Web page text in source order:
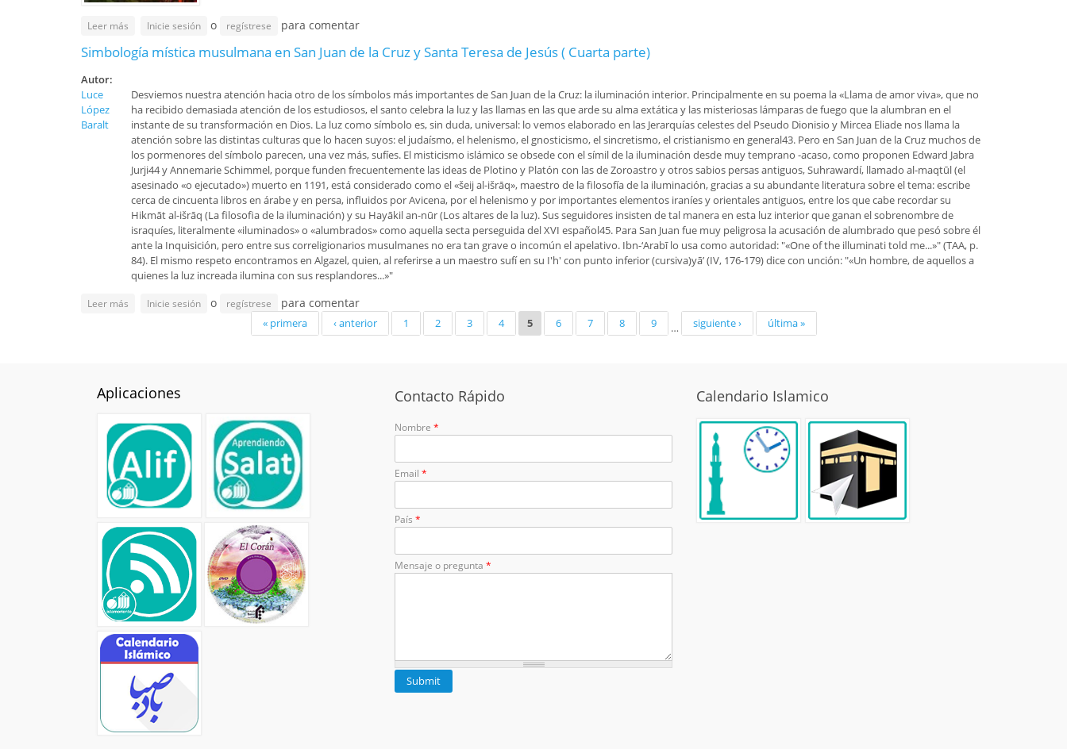
Leer más sobre Acerca de la comprensión interna de cómo las personas permanecen en el Barzaj entre este mundo y la Resurrección (del Último Día)
Inicie sesión o regístrese para comentar
Simbología mística musulmana en San Juan de la Cruz y Santa Teresa de Jesús ( Cuarta parte)
Autor:
Luce
López
Baralt
Desviemos nuestra atención hacia otro de los símbolos más importantes de San Juan de la Cruz: la iluminación interior. Principalmente en su poema la «Llama de amor viva», que no
ha recibido demasiada atención de los estudiosos, el santo celebra la luz y las llamas en las que arde su alma extática y las misteriosas lámparas de fuego que la alumbran en el
instante de su transformación en Dios. La luz como símbolo es, sin duda, universal: lo vemos elaborado en las Jerarquías celestes del Pseudo Dionisio y Mircea Eliade nos llama la
atención sobre las distintas culturas que lo hacen suyos: el judaísmo, el helenismo, el gnosticismo, el sincretismo, el cristianismo en general43. Pero en San Juan de la Cruz muchos de
los pormenores del símbolo parecen, una vez más, sufíes. El misticismo islámico se obsede con el símil de la iluminación desde muy temprano -acaso, como proponen Edward Jabra
Jurji44 y Annemarie Schimmel, porque funden frecuentemente las ideas de Plotino y Platón con las de Zoroastro y otros sabios persas antiguos, Suhrawardí, llamado al-maqtūl (el
asesinado «o ejecutado») muerto en 1191, está considerado como el «šeij al-išrāq», maestro de la filosofía de la iluminación, gracias a su abundante literatura sobre el tema: escribe
cerca de cincuenta libros en árabe y en persa, influidos por Avicena, por el helenismo y por importantes elementos iraníes y orientales antiguos, entre los que cabe recordar su
Hikmāt al-išrāq (La filosofia de la iluminación) y su Hayākil an-nūr (Los altares de la luz). Sus seguidores insisten de tal manera en esta luz interior que ganan el sobrenombre de
israquíes, literalmente «iluminados» o «alumbrados» como aquella secta perseguida del XVI español45. Para San Juan fue muy peligrosa la acusación de alumbrado que pesó sobre él
ante la Inquisición, pero entre sus correligionarios musulmanes no era tan grave o incomún el apelativo. Ibn-‘Arabī lo usa como autoridad: "«One of the illuminati told me...»" (TAA, p.
84). El mismo respeto encontramos en Algazel, quien, al referirse a un maestro sufí en su I'h' con punto inferior (cursiva)yā’ (IV, 176-179) dice con unción: "«Un hombre, de aquellos a
quienes la luz increada ilumina con sus resplandores...»"
Leer más sobre Simbología mística musulmana en San Juan de la Cruz y Santa Teresa de Jesús ( Cuarta parte)
Inicie sesión o regístrese para comentar
« primera ‹ anterior 1 2 3 4 5 6 7 8 9 … siguiente › última »
Aplicaciones Contacto Rápido
Nombre *
Email *
País *
Mensaje o pregunta *
Calendario Islamico